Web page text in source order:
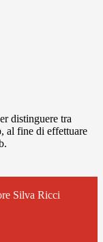
distinguere tra
al fine di effettuare
Silva Ricci